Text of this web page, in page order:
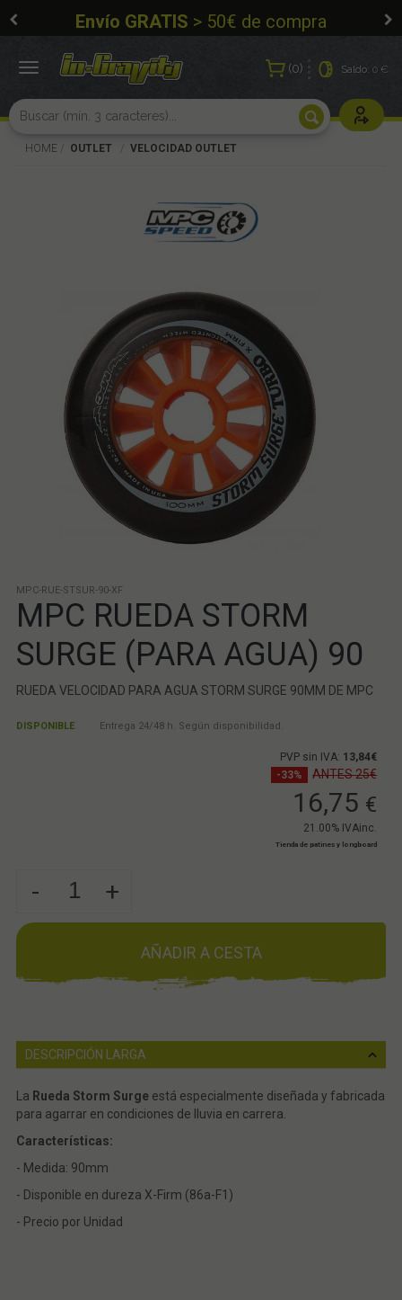
Envío GRATIS > 50€ de compra
0 Saldo:0 €
Usuarios
Toggle
HOME OUTLET VELOCIDAD OUTLET
MPC-RUE-STSUR-90-XF
MPC RUEDA STORM
SURGE (PARA AGUA) 90
RUEDA VELOCIDAD PARA AGUA STORM SURGE 90MM DE MPC
DISPONIBLE Entrega 24/48 h. Según disponibilidad.
PVP sin IVA: 13,84€
-33%
ANTES 25€
16,75 €
21.00% IVAinc.
Tienda de patines y longboard
- +
AÑADIR A CESTA
DESCRIPCIÓN LARGA
La Rueda Storm Surgeestá especialmente diseñada y fabricada
para agarrar en condiciones de lluvia en carrera.
Características:
- Medida: 90mm
- Disponible en dureza X-Firm (86a-F1)
- Precio por Unidad